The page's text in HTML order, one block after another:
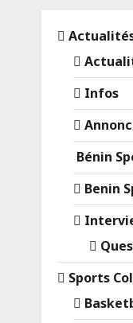
Infos
Bénin
Benin
Sports